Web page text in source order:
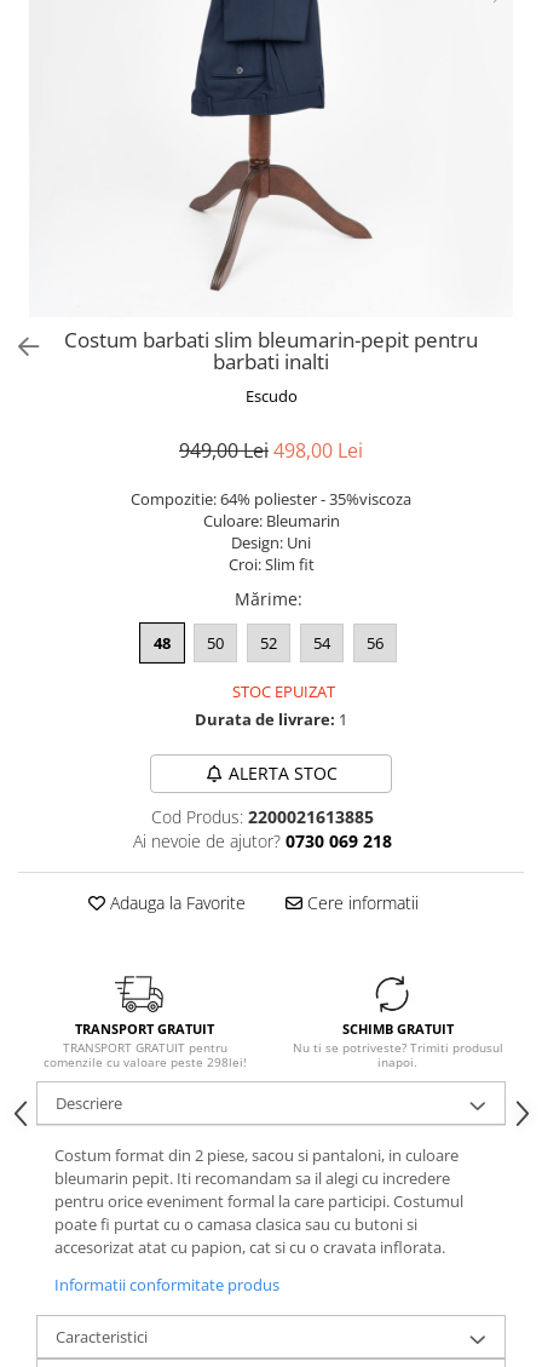
Costum barbati slim bleumarin-pepit pentru
barbati inalti
Escudo
949,00 Lei498,00 Lei
Compozitie: 64% poliester - 35%viscoza
Culoare: Bleumarin
Design: Uni
Croi: Slim fit
Mărime:
48 50 52 54 56
STOC EPUIZAT
Durata de livrare: 1
ALERTA STOC
Cod Produs: 2200021613885
Ai nevoie de ajutor? 0730 069 218
Adauga la Favorite Cere informatii
TRANSPORT GRATUIT
TRANSPORT GRATUIT pentru
comenzile cu valoare peste 298lei!
SCHIMB GRATUIT
Nu ti se potriveste? Trimiti produsul
inapoi.
Descriere
Costum format din 2 piese, sacou si pantaloni, in culoare
bleumarin pepit. Iti recomandam sa il alegi cu incredere
pentru orice eveniment formal la care participi. Costumul
poate fi purtat cu o camasa clasica sau cu butoni si
accesorizat atat cu papion, cat si cu o cravata inflorata.
Informatii conformitate produs
Caracteristici